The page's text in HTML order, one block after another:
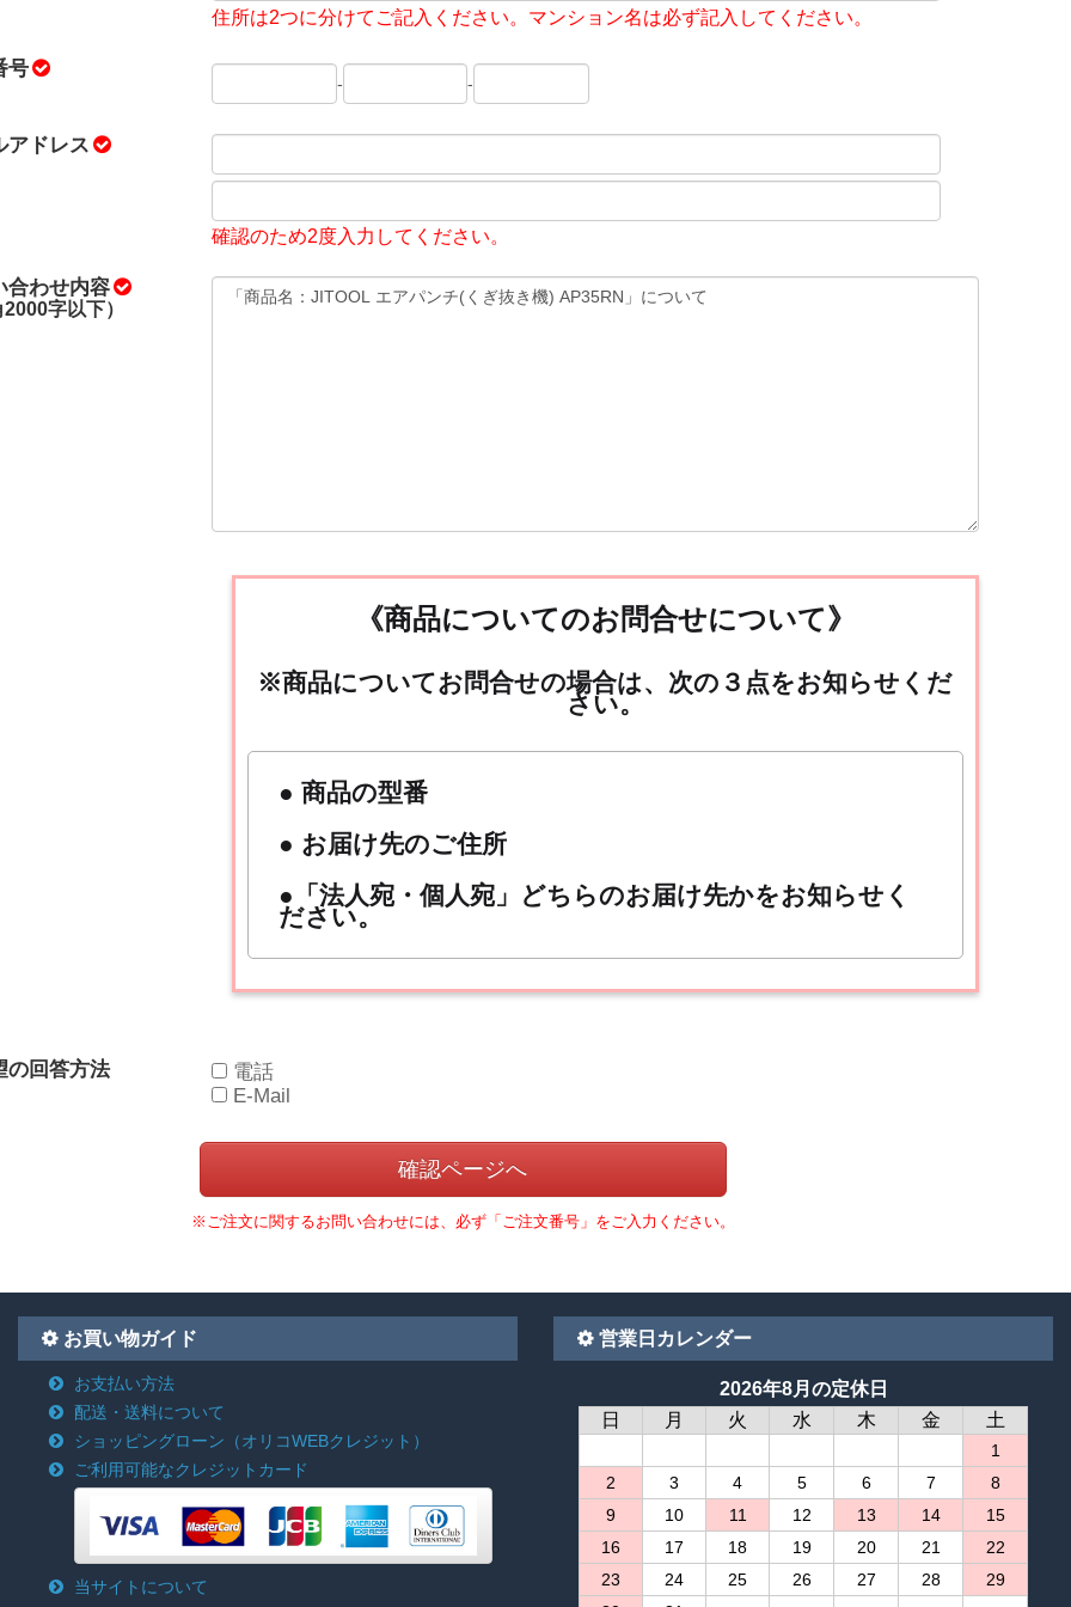
住所は2つに分けてご記入ください。マンション名は必ず記入してください。
号
- -
アドレス
確認のため2度入力してください。
合わせ内容
字以下）
《商品についてのお問合せについて》
※商品についてお問合せの場合は、次の３点をお知らせくだ
さい。
● 商品の型番
● お届け先のご住所
●「法人宛・個人宛」どちらのお届け先かをお知らせく
ださい。
の回答方法
電話
E-Mail
※ご注文に関するお問い合わせには、必ず「ご注文番号」をご入力ください。
お買い物ガイド
お支払い方法
配送・送料について
ショッピングローン （オリコWEBクレジット）
ご利用可能なクレジットカード
当サイトについて
営業日カレンダー
2026年8月の定休日
日
月 火 水 木 金 土
1
2
3 4 5 6 7
8
9
10 11 12 13 14
15
16
17 18 19 20 21
22
23
24 25 26 27 28
29